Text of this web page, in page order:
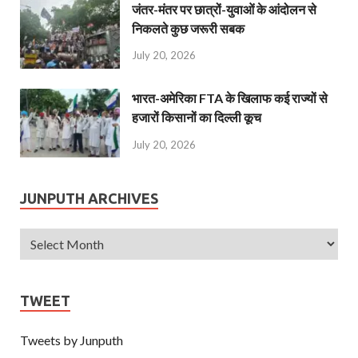
जंतर-मंतर पर छात्रों-युवाओं के आंदोलन से
निकलते कुछ जरूरी सबक
July 20, 2026
भारत-अमेरिका FTA के खिलाफ कई राज्यों से
हजारों किसानों का दिल्ली कूच
July 20, 2026
JUNPUTH ARCHIVES
TWEET
Tweets by Junputh